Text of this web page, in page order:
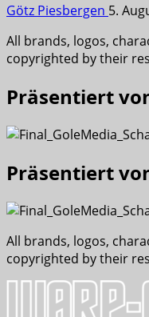
Götz Piesbergen 5.
All brands, logos,
copyrighted by their
Präsentiert
Präsentiert
All brands, logos,
copyrighted by their